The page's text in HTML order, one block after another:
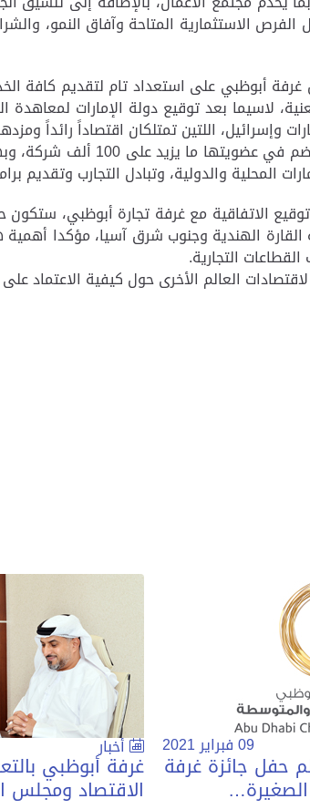
الفرص الاستثمارية المتاحة وآفاق النمو،
أبوظبي على استعداد تام لتقديم كافة
لاسيما بعد توقيع دولة الإمارات
وإسرائيل، اللتين تمتلكان اقتصاداً رائداً
كما تعتبر غرفة أبوظبي
المحلية والدولية، وتبادل التجارب وتقديم
توقيع الاتفاقية مع غرفة تجارة أبوظبي،
القارة الهندية وجنوب شرق آسيا، مؤكدا
التجارية.
العالم الأخرى حول كيفية الاعتماد
09 فبراير 2021
حفل جائزة غرفة
أخبار
غرفة أبوظبي
الاقتصاد ومجلس